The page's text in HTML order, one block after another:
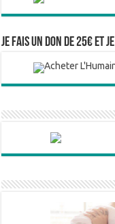
Je fais un don de 25€ et